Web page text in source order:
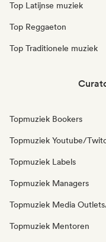
Top Latijnse muziek
Top Reggaeton
Top Traditionele muziek
Topmuziek Bookers
Topmuziek Youtube/
Topmuziek Labels
Topmuziek Managers
Topmuziek Media
Topmuziek Mentoren